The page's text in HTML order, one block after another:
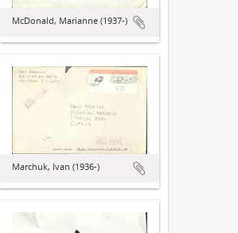
McDonald, Marianne (1937-)
Marchuk, Ivan (1936-)